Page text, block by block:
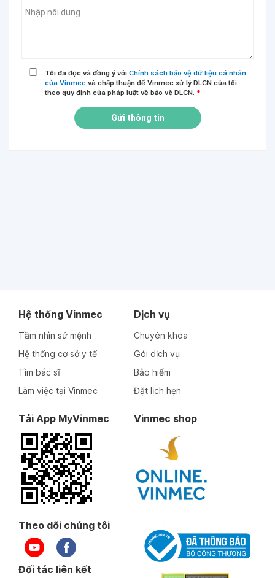
Tôi đã đọc và đồng ý với Chính sách bảo vệ dữ liệu cá nhân
của Vinmec và chấp thuận để Vinmec xử lý DLCN của tôi
theo quy định của pháp luật về bảo vệ DLCN. *
Gửi thông tin
Hệ thống Vinmec
Tầm nhìn sứ mệnh
Hệ thống cơ sở y tế
Tìm bác sĩ
Làm việc tại Vinmec
Dịch vụ
Chuyên khoa
Gói dịch vụ
Bảo hiểm
Đặt lịch hẹn
Tải App MyVinmec Vinmec shop
Theo dõi chúng tôi
Đối tác liên kết